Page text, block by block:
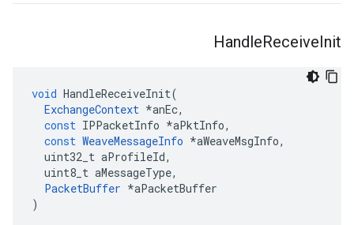
HandleReceiveInit
void HandleReceiveInit(
ExchangeContext *anEc,
const IPPacketInfo *aPktInfo,
const WeaveMessageInfo *aWeaveMsgInfo,
uint32_t aProfileId,
uint8_t aMessageType,
PacketBuffer *aPacketBuffer
)